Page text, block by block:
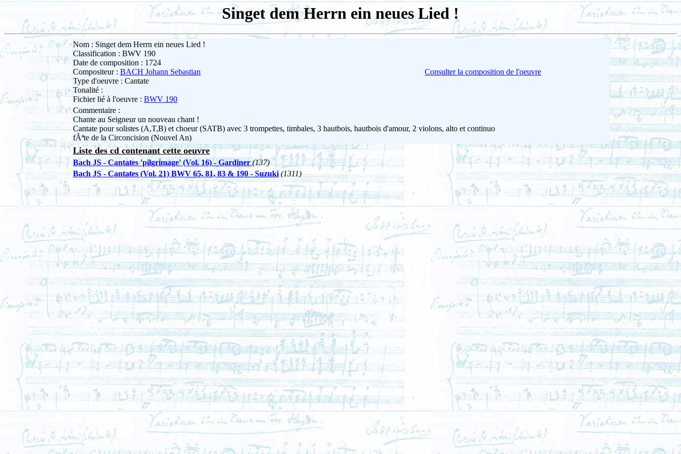
Singet dem Herrn ein neues Lied !
Nom : Singet dem Herrn ein neues Lied !
Classification : BWV 190
Date de composition : 1724
Compositeur : BACH Johann Sebastian
Type d'oeuvre : Cantate
Tonalité :
Fichier lié à l'oeuvre : BWV 190
Consulter la composition de l'oeuvre
Commentaire :
Chante au Seigneur un nouveau chant !
Cantate pour solistes (A,T,B) et choeur (SATB) avec 3 trompettes, timbales, 3 hautbois, hautbois d'amour, 2 violons, alto et continuo
fÃªte de la Circoncision (Nouvel An)
Liste des cd contenant cette oeuvre
Bach JS - Cantates 'pilgrimage' (Vol. 16) - Gardiner(137)
Bach JS - Cantates (Vol. 21) BWV 65, 81, 83 & 190 - Suzuki (1311)